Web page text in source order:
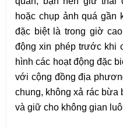
hoặc chụp ảnh quá gần
đặc biệt là trong giờ
động xin phép trước khi
hình các hoạt động đặc
với cộng đồng địa
chung, không xả rác bừa
và giữ cho không gian